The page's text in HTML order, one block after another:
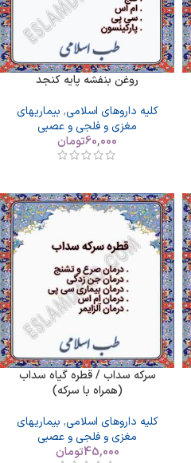
روغن بنفشه پایه کنجد
کلیه داروهای اسلامی, بیماریهای
مغزی و فلجی و عصبی
60,000تومان
سرکه سداب / قطره گیاه سداب
(همراه با سرکه)
کلیه داروهای اسلامی, بیماریهای
مغزی و فلجی و عصبی
45,000تومان